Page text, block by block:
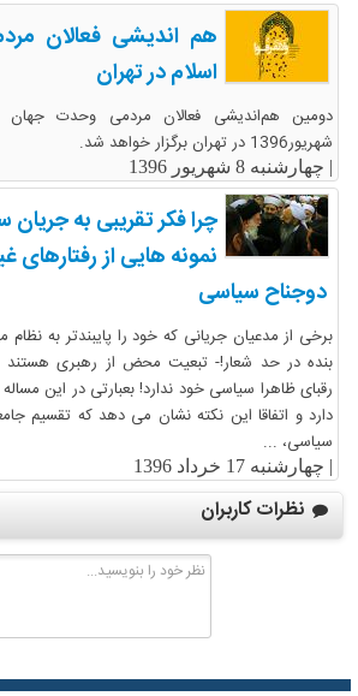
هم اندیشی فعالان
اسلام در تهران
شهریور1396 در تهران برگزار خواهد شد.
| چهارشنبه 8 شهریور 1396
چرا فکر تقریبی به جریان
نمونه هایی از رفتارهای
دوجناح سیاسی
برخی از مدعیان جریانی که خود را پایبندتر به
بنده در حد شعار!- تبعیت محض از رهبری
رقبای ظاهرا سیاسی خود ندارد! بعبارتی در این
دارد و اتفاقا این نکته نشان می دهد که تقسیم
سیاسی، ...
| چهارشنبه 17 خرداد 1396
نظرات کاربران